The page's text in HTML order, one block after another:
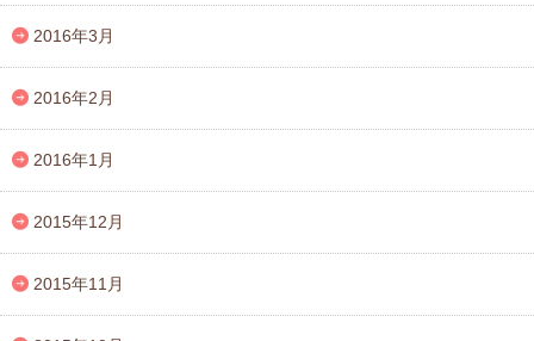
2016年3月
2016年2月
2016年1月
2015年12月
2015年11月